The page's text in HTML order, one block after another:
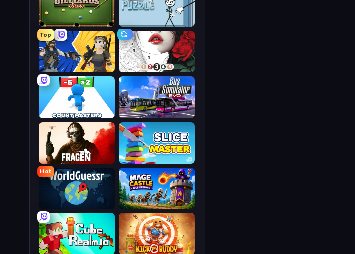
Thief Puzzle
8 Ball Billiards Classic
Numicolor
Top
BuildNow GG
Bus Simulator: EVO
Count Masters: Stickman Games
Slice Master
Fragen
Mage Castle Idle Defense
Hot
Kick the Buddy
CubeRealm.io